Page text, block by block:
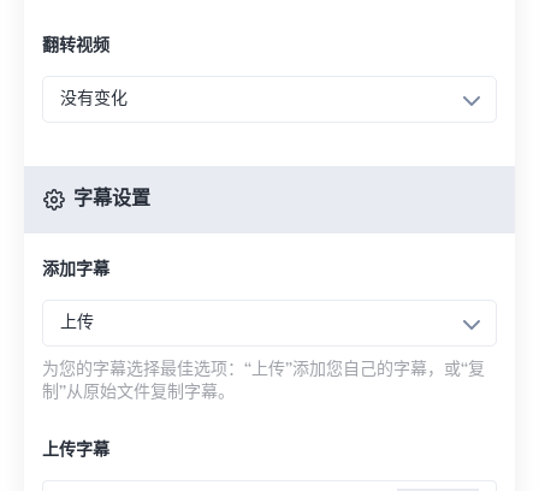
翻转视频
没有变化
字幕设置
添加字幕
上传
为您的字幕选择最佳选项：“上传”添加您自己的字幕，或“复
制”从原始文件复制字幕。
上传字幕